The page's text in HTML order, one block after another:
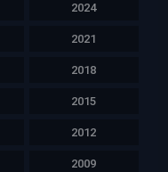
2024
2021
2018
2015
2012
2009